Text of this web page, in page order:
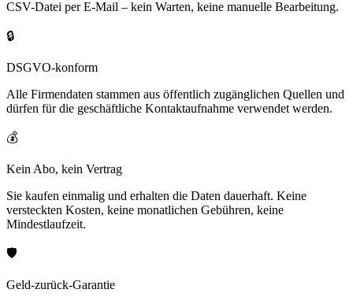
CSV-Datei per E-Mail – kein Warten, keine manuelle Bearbeitung.
🔒
DSGVO-konform
Alle Firmendaten stammen aus öffentlich zugänglichen Quellen und
dürfen für die geschäftliche Kontaktaufnahme verwendet werden.
💰
Kein Abo, kein Vertrag
Sie kaufen einmalig und erhalten die Daten dauerhaft. Keine
versteckten Kosten, keine monatlichen Gebühren, keine
Mindestlaufzeit.
🛡️
Geld-zurück-Garantie